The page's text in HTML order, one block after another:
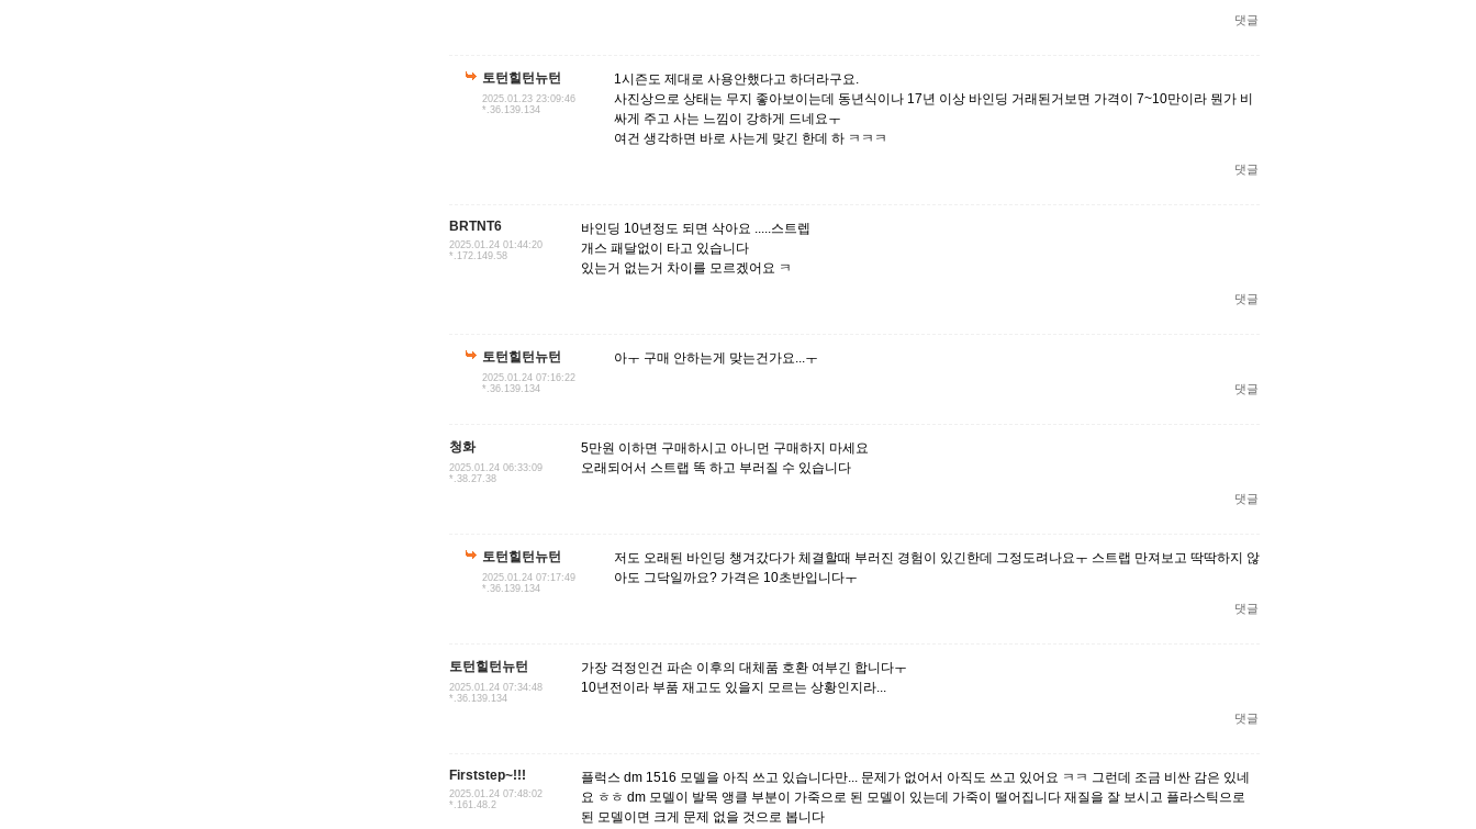
댓글
토턴힐턴뉴턴
2025.01.23 23:09:46
*.36.139.134
1시즌도 제대로 사용안했다고 하더라구요.
사진상으로 상태는 무지 좋아보이는데 동년식이나 17년 이상 바인딩 거래된거보면 가격이 7~10만이라 뭔가 비
싸게 주고 사는 느낌이 강하게 드네요ㅜ
여건 생각하면 바로 사는게 맞긴 한데 하 ㅋㅋㅋ
댓글
BRTNT6
2025.01.24 01:44:20
*.172.149.58
바인딩 10년정도 되면 삭아요 .....스트렙
개스 패달없이 타고 있습니다
있는거 없는거 차이를 모르겠어요 ㅋ
댓글
토턴힐턴뉴턴
2025.01.24 07:16:22
*.36.139.134
아ㅜ 구매 안하는게 맞는건가요...ㅜ
댓글
청화
2025.01.24 06:33:09
*.38.27.38
5만원 이하면 구매하시고 아니먼 구매하지 마세요
오래되어서 스트랩 똑 하고 부러질 수 있습니다
댓글
토턴힐턴뉴턴
2025.01.24 07:17:49
*.36.139.134
저도 오래된 바인딩 챙겨갔다가 체결할때 부러진 경험이 있긴한데 그정도려나요ㅜ 스트랩 만져보고 딱딱하지 않
아도 그닥일까요? 가격은 10초반입니다ㅜ
댓글
토턴힐턴뉴턴
2025.01.24 07:34:48
*.36.139.134
가장 걱정인건 파손 이후의 대체품 호환 여부긴 합니다ㅜ
10년전이라 부품 재고도 있을지 모르는 상황인지라...
댓글
Firststep~!!!
2025.01.24 07:48:02
*.161.48.2
플럭스 dm 1516 모델을 아직 쓰고 있습니다만... 문제가 없어서 아직도 쓰고 있어요 ㅋㅋ 그런데 조금 비싼 감은 있네
요 ㅎㅎ dm 모델이 발목 앵클 부분이 가죽으로 된 모델이 있는데 가죽이 떨어집니다 재질을 잘 보시고 플라스틱으로
된 모델이면 크게 문제 없을 것으로 봅니다